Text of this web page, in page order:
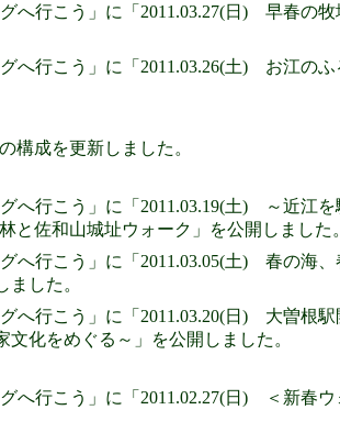
行こう」に「2011.03.27(日) 早春の牧
行こう」に「2011.03.26(土) お江のふ
構成を更新しました。
行こう」に「2011.03.19(土) ～近江を
と佐和山城址ウォーク」を公開しました。
行こう」に「2011.03.05(土) 春の海、
した。
行こう」に「2011.03.20(日) 大曽根駅
化をめぐる～」を公開しました。
行こう」に「2011.02.27(日) ＜新春ウ